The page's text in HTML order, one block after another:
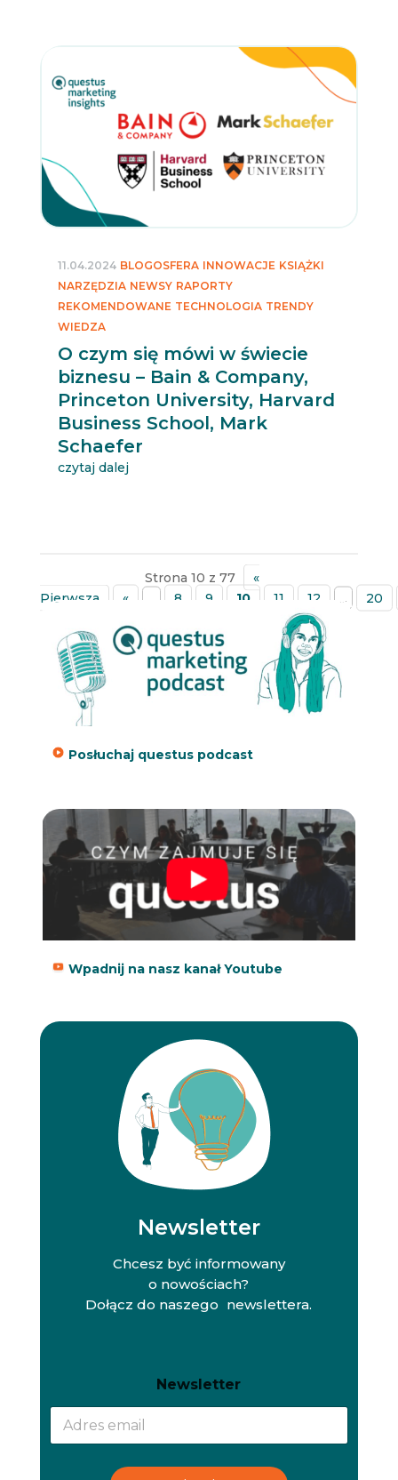
O czym się mówi w świecie
biznesu – Bain & Company,
Princeton University, Harvard
Business School, Mark
Schaefer
11.04.2024 BLOGOSFERA INNOWACJE KSIĄŻKI
NARZĘDZIA NEWSY RAPORTY
REKOMENDOWANE TECHNOLOGIA TRENDY
WIEDZA
czytaj dalej
Strona 10 z 77
«
Pierwsza
« 8 9 10 11 12 ...
20
Posłuchaj questus podcast
Wpadnij na nasz kanał Youtube
Newsletter
Chcesz być informowany
o nowościach?
Dołącz do naszego newslettera.
e
w
t
e
w
t
Newsletter